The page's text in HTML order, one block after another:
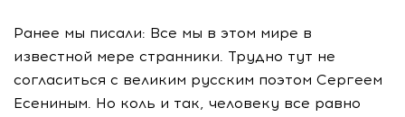
Ранее мы писали: Все мы в этом мире в
известной мере странники. Трудно тут не
согласиться с великим русским поэтом Сергеем
Есениным. Но коль и так, человеку все равно